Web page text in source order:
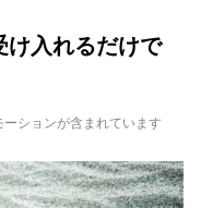
け入れるだけで
ションが含まれています